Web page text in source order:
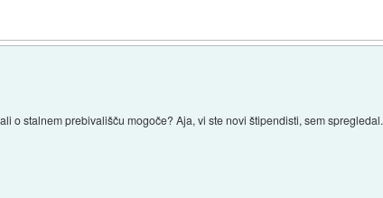
o stalnem prebivališču mogoče? Aja, vi ste novi štipendisti, sem spregledal.